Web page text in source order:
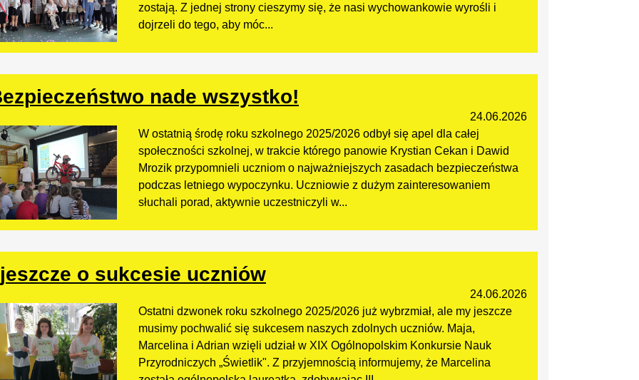
zostają. Z jednej strony cieszymy się, że nasi wychowankowie wyrośli i
dojrzeli do tego, aby móc...
nade wszystko!
24.06.2026
W ostatnią środę roku szkolnego 2025/2026 odbył się apel dla całej
społeczności szkolnej, w trakcie którego panowie Krystian Cekan i Dawid
Mrozik przypomnieli uczniom o najważniejszych zasadach bezpieczeństwa
podczas letniego wypoczynku. Uczniowie z dużym zainteresowaniem
słuchali porad, aktywnie uczestniczyli w...
o sukcesie uczniów
24.06.2026
Ostatni dzwonek roku szkolnego 2025/2026 już wybrzmiał, ale my jeszcze
musimy pochwalić się sukcesem naszych zdolnych uczniów. Maja,
Marcelina i Adrian wzięli udział w XIX Ogólnopolskim Konkursie Nauk
Przyrodniczych „Świetlik". Z przyjemnością informujemy, że Marcelina